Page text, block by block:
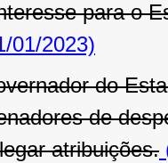
para o
01/2023)
do
de
atribuições.